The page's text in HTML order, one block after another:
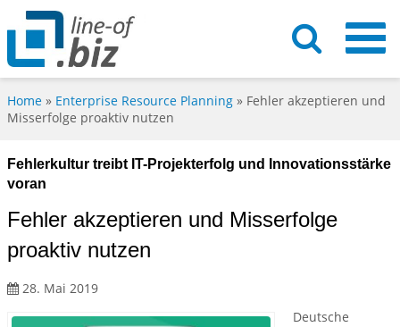
Home » Enterprise Resource Planning » Fehler akzeptieren und
Misserfolge proaktiv nutzen
Fehlerkultur treibt IT-Projekterfolg und Innovationsstärke
voran
Fehler akzeptieren und Misserfolge
proaktiv nutzen
28. Mai 2019
Deutsche